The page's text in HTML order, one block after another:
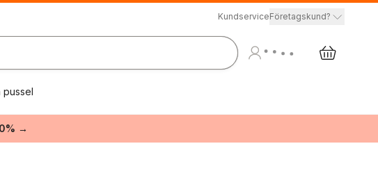
KundserviceFöretagskund?
pussel
→